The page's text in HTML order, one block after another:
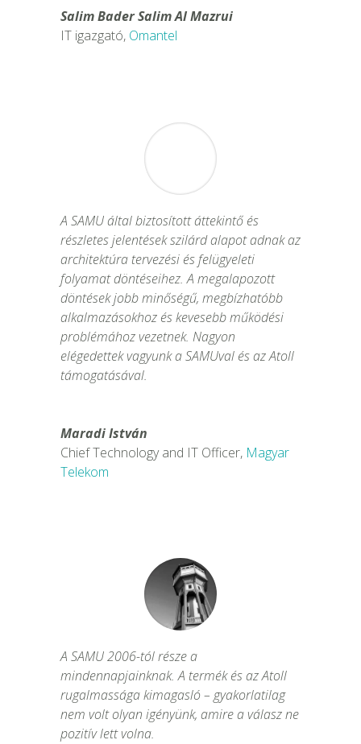
Salim Bader Salim Al Mazrui
IT igazgató, Omantel
A SAMU által biztosított áttekintő és
részletes jelentések szilárd alapot adnak az
architektúra tervezési és felügyeleti
folyamat döntéseihez. A megalapozott
döntések jobb minőségű, megbízhatóbb
alkalmazásokhoz és kevesebb működési
problémához vezetnek. Nagyon
elégedettek vagyunk a SAMUval és az Atoll
támogatásával.
Maradi István
Chief Technology and IT Officer, Magyar
Telekom
A SAMU 2006-tól része a
mindennapjainknak. A termék és az Atoll
rugalmassága kimagasló – gyakorlatilag
nem volt olyan igényünk, amire a válasz ne
pozitív lett volna.